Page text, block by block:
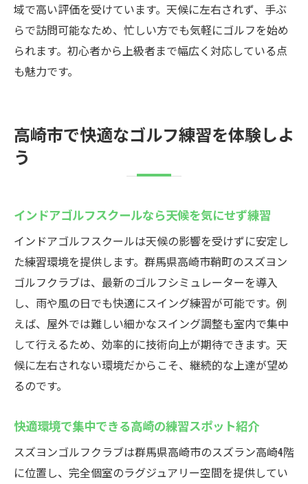
域で高い評価を受けています。天候に左右されず、手ぶ
らで訪問可能なため、忙しい方でも気軽にゴルフを始め
られます。初心者から上級者まで幅広く対応している点
も魅力です。
高崎市で快適なゴルフ練習を体験しよ
う
インドアゴルフスクールなら天候を気にせず練習
インドアゴルフスクールは天候の影響を受けずに安定し
た練習環境を提供します。群馬県高崎市鞘町のスズヨン
ゴルフクラブは、最新のゴルフシミュレーターを導入
し、雨や風の日でも快適にスイング練習が可能です。例
えば、屋外では難しい細かなスイング調整も室内で集中
して行えるため、効率的に技術向上が期待できます。天
候に左右されない環境だからこそ、継続的な上達が望め
るのです。
快適環境で集中できる高崎の練習スポット紹介
スズヨンゴルフクラブは群馬県高崎市のスズラン高崎4階
に位置し、完全個室のラグジュアリー空間を提供してい